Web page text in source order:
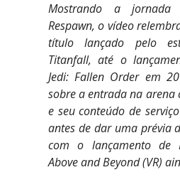
Mostrando a
Respawn, o vídeo
título lançado pelo
Titanfall, até o
Jedi: Fallen Order em
sobre a entrada na arena
e seu conteúdo de
antes de dar uma prévia
com o lançamento de
Above and Beyond (VR)